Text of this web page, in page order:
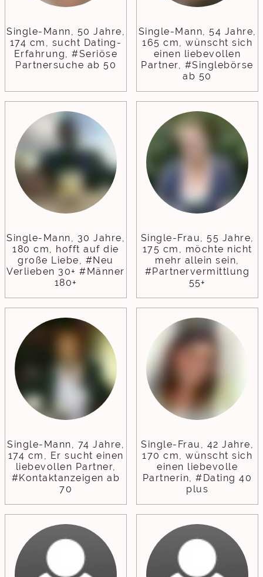
Single-Mann, 50 Jahre,
174 cm, sucht Dating-
Erfahrung, #Seriöse
Partnersuche ab 50
Single-Mann, 54 Jahre,
165 cm, wünscht sich
einen liebevollen
Partner, #Singlebörse
ab 50
Single-Mann, 30 Jahre,
180 cm, hofft auf die
große Liebe, #Neu
Verlieben 30+ #Männer
180+
Single-Frau, 55 Jahre,
175 cm, möchte nicht
mehr allein sein,
#Partnervermittlung
55+
Single-Mann, 74 Jahre,
174 cm, Er sucht einen
liebevollen Partner,
#Kontaktanzeigen ab
70
Single-Frau, 42 Jahre,
170 cm, wünscht sich
einen liebevolle
Partnerin, #Dating 40
plus